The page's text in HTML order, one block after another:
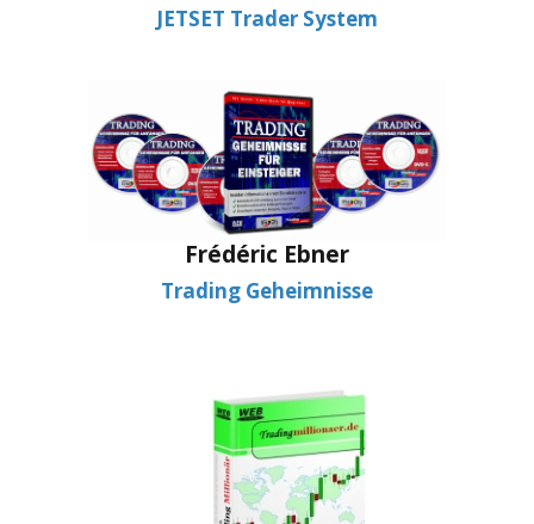
JETSET Trader System
Frédéric Ebner
Trading Geheimnisse